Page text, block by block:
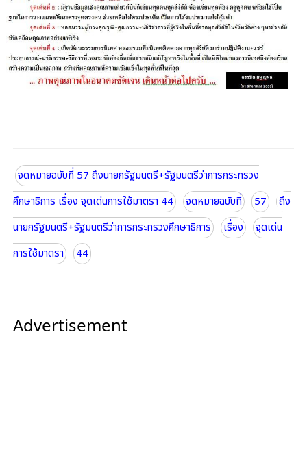
จดหมายฉบับที่ 57 ถึงนายกรัฐมนตรี+รัฐมนตรีว่าการกระทรวง
ศึกษาธิการ เรื่อง จุดเด่นการใช้มาตรา 44
จดหมายฉบับที่ 57
ถึง
นายกรัฐมนตรี+รัฐมนตรีว่าการกระทรวงศึกษาธิการ
เรื่อง
จุดเด่น
การใช้มาตรา
44
Advertisement